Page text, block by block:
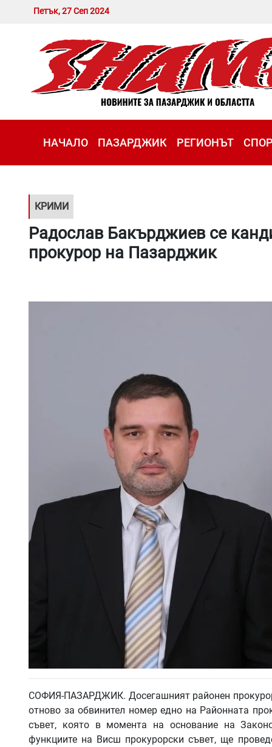
Петък, 27 Сеп 2024
НАЧАЛО ПАЗАРДЖИК РЕГИОНЪТ
КРИМИ
Радослав Бакърджиев се
прокурор на Пазарджик
СОФИЯ-ПАЗАРДЖИК. Досегашният районен
отново за обвинител номер едно на Районната
съвет, която в момента на основание на
функциите на Висш прокурорски съвет, ще